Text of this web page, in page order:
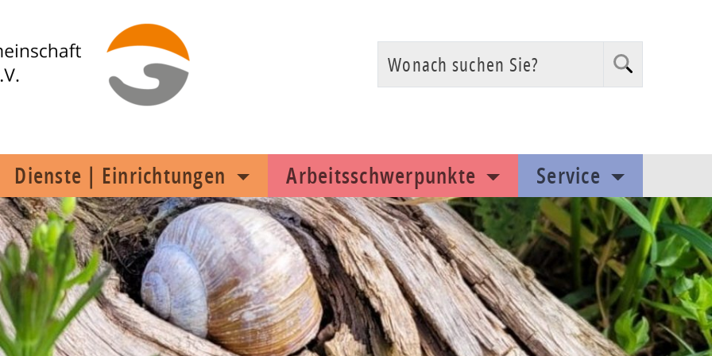
Wonach suchen Sie?
Dienste | Einrichtungen Arbeitsschwerpunkte Service